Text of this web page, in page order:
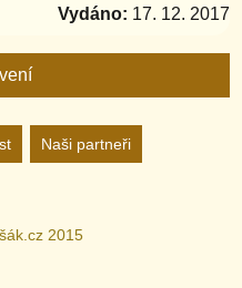
Vydáno: 17. 12. 2017
webu
Naši partneři
2015